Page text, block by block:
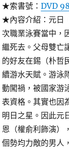
★索書號： DVD
★內容介紹：元日
次職業泳賽當中，
繼死去。父母雙亡
的好友在錫（朴哲
續游水天賦。游泳
動闖禍，被國家游
表資格。其實也因
明日之星。因此元
恩（權俞利飾演）
個勢均力敵的男人